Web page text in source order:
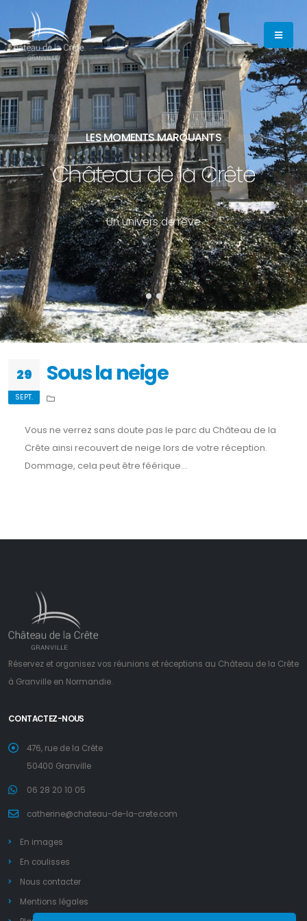
LES MOMENTS MARQUANTS
Château de la Crête
Ununiversderêve
29
SEPT.
Sous la neige
Vous ne verrez sans doute pas le parc du Château de la
Crête ainsi recouvert de neige lors de votre réception.
Dommage, cela peut être féérique...
Réservez et organisez vos réunions et réceptions au Château de la Crête
à Granville en Normandie.
CONTACTEZ-NOUS
476, rue de la Crête
50400 Granville
06 28 20 10 05
catherine@chateau-de-la-crete.com
En images
En coulisses
Nous contacter
Mentions légales